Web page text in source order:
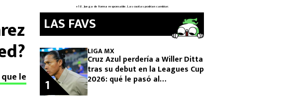
le
LAS FAVS
LIGA MX
Cruz Azul perdería a Willer Ditta
tras su debut en la Leagues Cup
2026: qué le pasó al
1